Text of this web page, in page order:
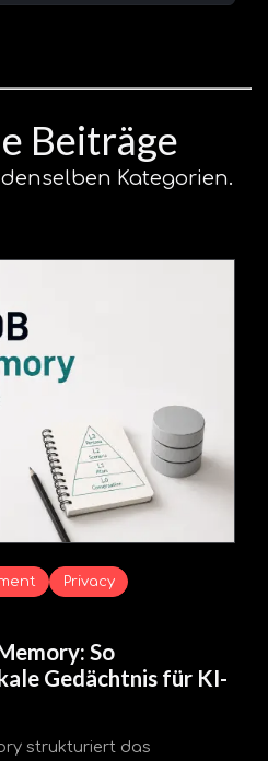
Beiträge
Kategorien.
Privacy
So
Gedächtnis für KI-
strukturiert das